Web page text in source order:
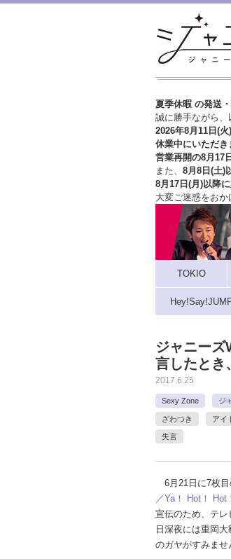
夏季休暇 の発送
誠に勝手ながら、
2026年8月11日(
休業中にいただき
営業再開の8月17
また、 8月8日(土)
8月17日(月)以降
大変ご迷惑をおか
TOKIO
ジャニーズ
言したと
2017.6.25
Sexy Zone ジ
ざわつき アイ
失言
6月21日に7枚目
／Ya！ Hot！ Hot
宣伝のため、テ
日深夜には重岡大
のガヤがすみませ